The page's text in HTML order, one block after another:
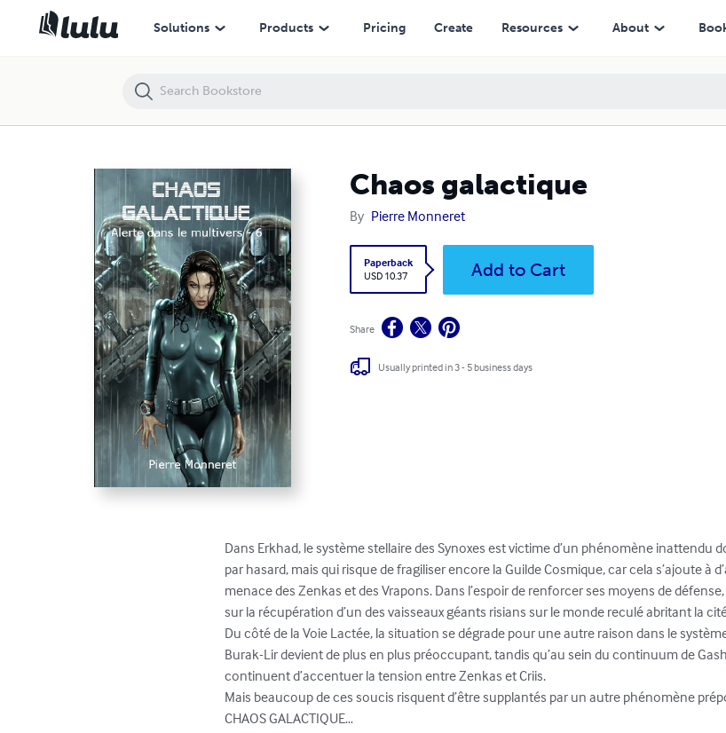
Solutions Products Pricing Create Resources About
Chaos galactique
By Pierre Monneret
Paperback
USD 10.37
Add to Cart
Share
Usually printed in 3 - 5 business days
Dans Erkhad, le système stellaire des Synoxes est victime d’un phénomène inattendu
par hasard, mais qui risque de fragiliser encore la Guilde Cosmique, car cela s’ajoute à
menace des Zenkas et des Vrapons. Dans l’espoir de renforcer ses moyens de
sur la récupération d’un des vaisseaux géants risians sur le monde reculé abritant la cité
Du côté de la Voie Lactée, la situation se dégrade pour une autre raison dans le
Burak-Lir devient de plus en plus préoccupant, tandis qu’au sein du continuum de
continuent d’accentuer la tension entre Zenkas et Criis.
Mais beaucoup de ces soucis risquent d’être supplantés par un autre phénomène
CHAOS GALACTIQUE…